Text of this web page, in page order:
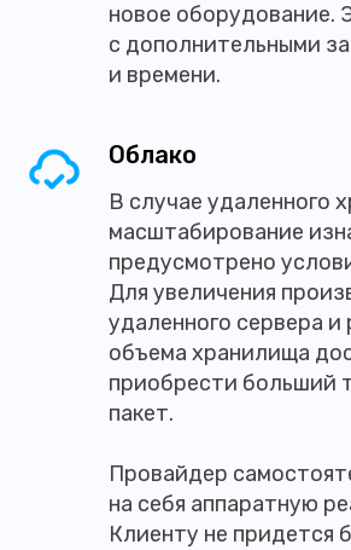
новое оборудование.
с дополнительными
и времени.
Облако
В случае удаленного
масштабирование
предусмотрено
Для увеличения
удаленного сервера
объема хранилища
приобрести больший
пакет.
Провайдер
на себя аппаратную
Клиенту не придется